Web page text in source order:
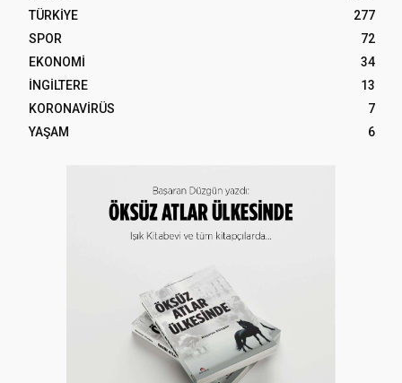
TÜRKİYE
277
SPOR
72
EKONOMİ
34
İNGİLTERE
13
KORONAVİRÜS
7
YAŞAM
6